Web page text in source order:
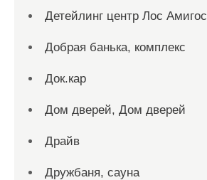
Детейлинг центр Лос Амигос
Добрая банька, комплекс
Док.кар
Дом дверей, Дом дверей
Драйв
Дружбаня, сауна